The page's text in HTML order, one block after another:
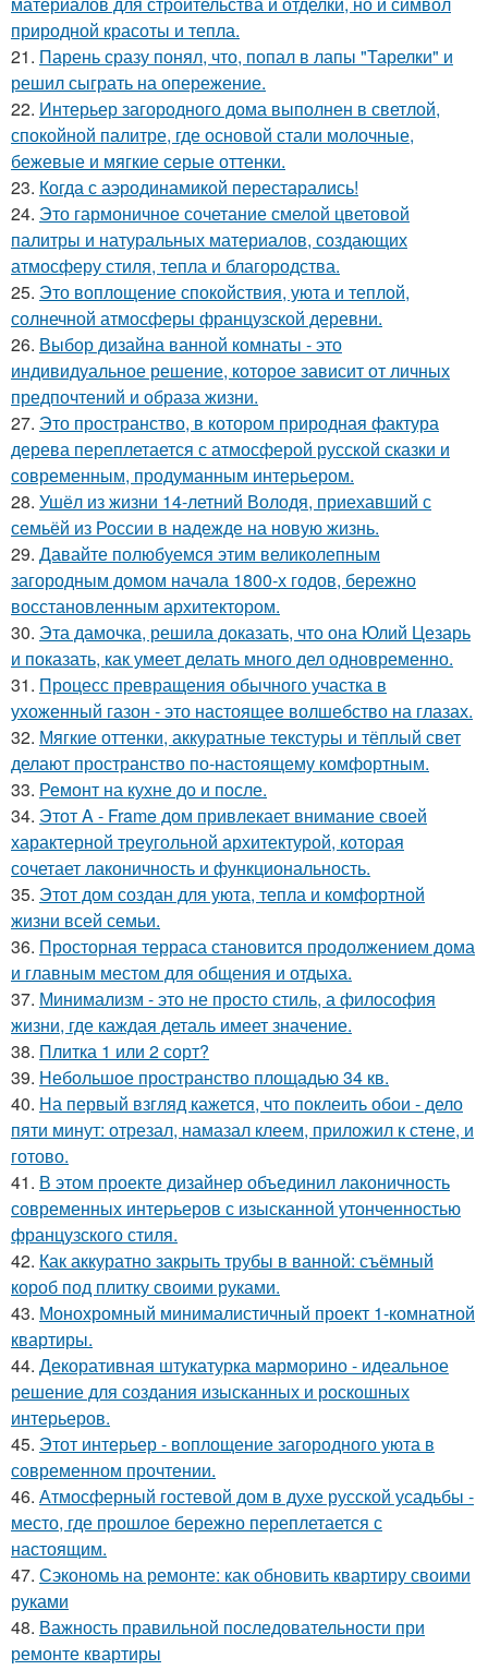
природной красоты и тепла.
21. Парень сразу понял, что, попал в лапы "Тарелки" и
решил сыграть на опережение.
22. Интерьер загородного дома выполнен в светлой,
спокойной палитре, где основой стали молочные,
бежевые и мягкие серые оттенки.
23. Когда с аэродинамикой перестарались!
24. Это гармоничное сочетание смелой цветовой
палитры и натуральных материалов, создающих
атмосферу стиля, тепла и благородства.
25. Это воплощение спокойствия, уюта и теплой,
солнечной атмосферы французской деревни.
26. Выбор дизайна ванной комнаты - это
индивидуальное решение, которое зависит от личных
предпочтений и образа жизни.
27. Это пространство, в котором природная фактура
дерева переплетается с атмосферой русской сказки и
современным, продуманным интерьером.
28. Ушёл из жизни 14-летний Володя, приехавший с
семьёй из России в надежде на новую жизнь.
29. Давайте полюбуемся этим великолепным
загородным домом начала 1800-х годов, бережно
восстановленным архитектором.
30. Эта дамочка, решила доказать, что она Юлий Цезарь
и показать, как умеет делать много дел одновременно.
31. Процесс превращения обычного участка в
ухоженный газон - это настоящее волшебство на глазах.
32. Мягкие оттенки, аккуратные текстуры и тёплый свет
делают пространство по-настоящему комфортным.
33. Ремонт на кухне до и после.
34. Этот A - Frame дом привлекает внимание своей
характерной треугольной архитектурой, которая
сочетает лаконичность и функциональность.
35. Этот дом создан для уюта, тепла и комфортной
жизни всей семьи.
36. Просторная терраса становится продолжением дома
и главным местом для общения и отдыха.
37. Минимализм - это не просто стиль, а философия
жизни, где каждая деталь имеет значение.
38. Плитка 1 или 2 сорт?
39. Небольшое пространство площадью 34 кв.
40. На первый взгляд кажется, что поклеить обои - дело
пяти минут: отрезал, намазал клеем, приложил к стене, и
готово.
41. В этом проекте дизайнер объединил лаконичность
современных интерьеров с изысканной утонченностью
французского стиля.
42. Как аккуратно закрыть трубы в ванной: съёмный
короб под плитку своими руками.
43. Монохромный минималистичный проект 1-комнатной
квартиры.
44. Декоративная штукатурка марморино - идеальное
решение для создания изысканных и роскошных
интерьеров.
45. Этот интерьер - воплощение загородного уюта в
современном прочтении.
46. Атмосферный гостевой дом в духе русской усадьбы -
место, где прошлое бережно переплетается с
настоящим.
47. Сэкономь на ремонте: как обновить квартиру своими
руками
48. Важность правильной последовательности при
ремонте квартиры